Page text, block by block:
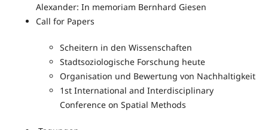
Alexander: In memoriam Bernhard Giesen
Call for Papers
Scheitern in den Wissenschaften
Stadtsoziologische Forschung heute
Organisation und Bewertung von Nachhaltigkeit
1st International and Interdisciplinary
Conference on Spatial Methods